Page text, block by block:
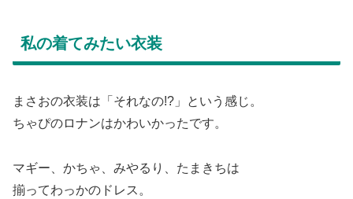
私の着てみたい衣装
まさおの衣装は「それなの!?」という感じ。
ちゃぴのロナンはかわいかったです。
マギー、かちゃ、みやるり、たまきちは
揃ってわっかのドレス。